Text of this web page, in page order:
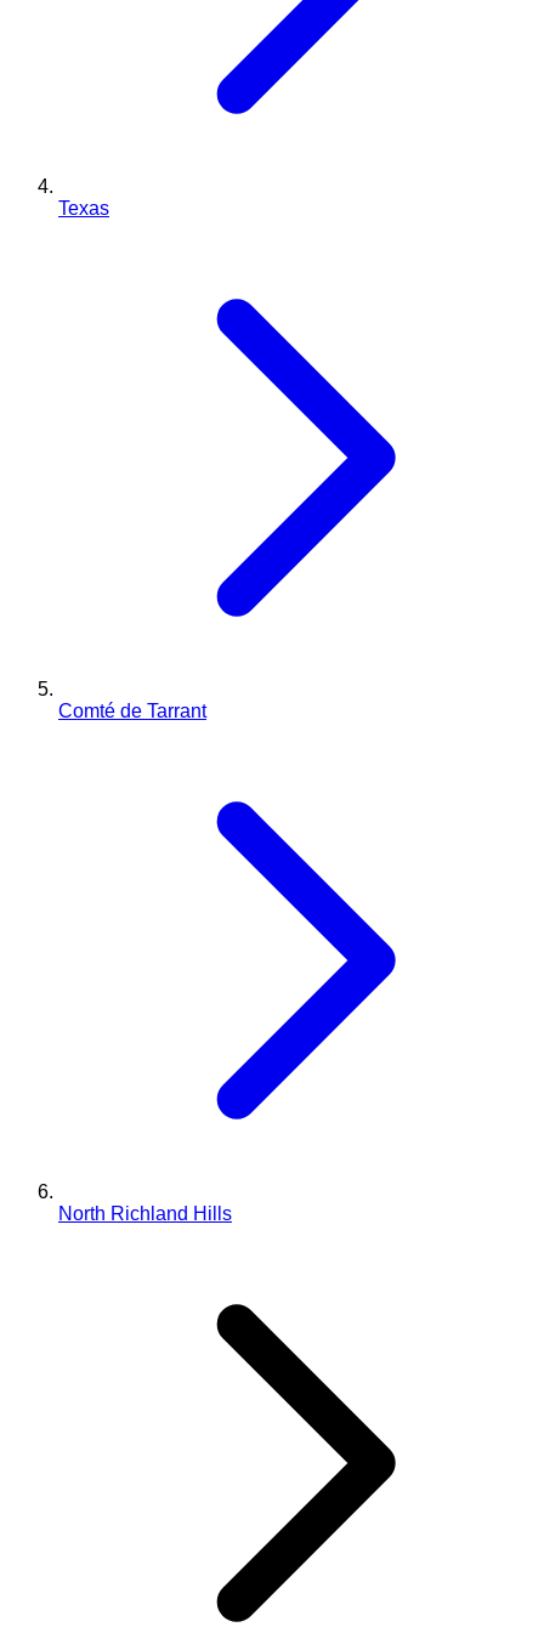
Texas
Comté de Tarrant
North Richland Hills